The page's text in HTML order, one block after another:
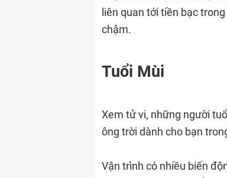
liên quan tới tiền bạc
chậm.
Tuổi Mùi
Xem tử vi, những người
ông trời dành cho bạn
Vận trình có nhiều biến